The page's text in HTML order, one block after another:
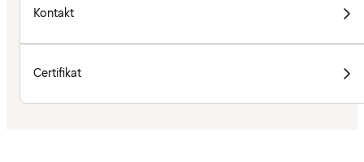
Kontakt
Certifikat